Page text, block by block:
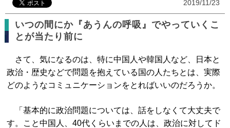
2019/11/23
いつの間にか『あうんの呼吸』でやっていくこ
とが当たり前に
さて、気になるのは、特に中国人や韓国人など、日本と
政治・歴史などで問題を抱えている国の人たちとは、実際
どのようなコミュニケーションをとればいいのだろうか。
「基本的に政治問題については、話をしなくて大丈夫で
す。こと中国人、40代くらいまでの人は、政治に対してド